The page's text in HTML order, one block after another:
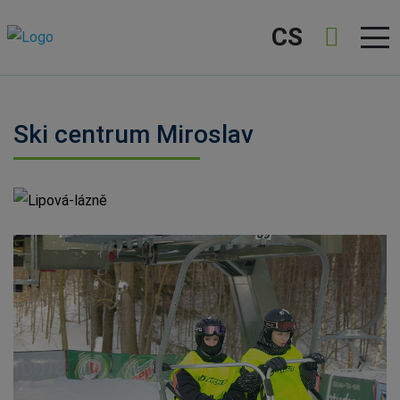
CS
Ski centrum Miroslav
Lipová-lázně